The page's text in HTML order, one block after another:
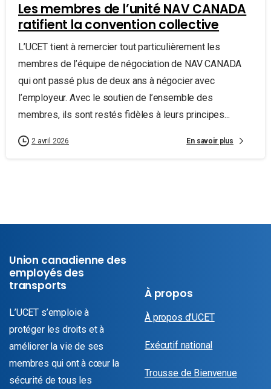
Les membres de l’unité NAV CANADA
ratifient la convention collective
L’UCET tient à remercier tout particulièrement les
membres de l’équipe de négociation de NAV CANADA
qui ont passé plus de deux ans à négocier avec
l’employeur. Avec le soutien de l’ensemble des
membres, ils sont restés fidèles à leurs principes...
2 avril 2026 En savoir plus
Union canadienne des
employés des
transports
L’UCET s’emploie à
protéger les droits et à
améliorer la vie de ses
membres qui ont à cœur la
sécurité de tous les
À propos
À propos d’UCET
Exécutif national
Trousse de Bienvenue